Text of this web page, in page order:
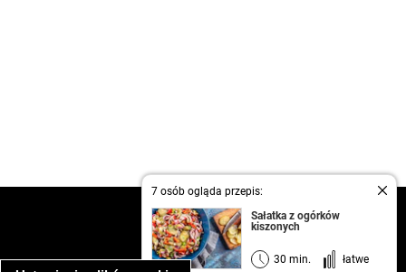
7 osób ogląda przepis:
Sałatka z ogórków
kiszonych
30 min. łatwe
kontakt
regulamin
informacja o prywatności